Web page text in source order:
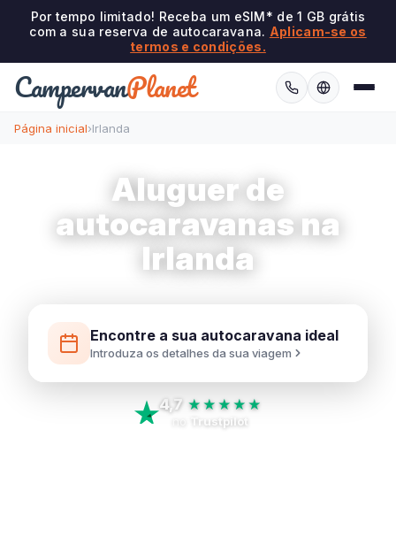
Por tempo limitado! Receba um eSIM* de 1 GB grátis
com a sua reserva de autocaravana. Aplicam-se os
termos e condições.
CampervanPlanet
Página inicial›Irlanda
Aluguer de
autocaravanas na
Irlanda
Encontre a sua autocaravana ideal
Introduza os detalhes da sua viagem
4,7 ★★★★★
Trustpilot